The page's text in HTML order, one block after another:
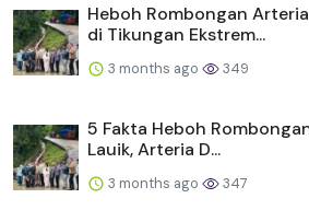
Heboh Rombongan
di Tikungan Ekstrem...
3 months ago 349
5 Fakta Heboh
Lauik, Arteria D...
3 months ago 347